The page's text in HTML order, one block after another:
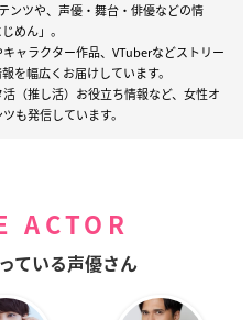
ンツや、声優・舞台・俳優などの情
めん」。
ャラクター作品、VTuberなどストリー
を幅広くお届けしています。
（推し活）お役立ち情報など、女性オ
も発信しています。
ACTOR
ている声優さん